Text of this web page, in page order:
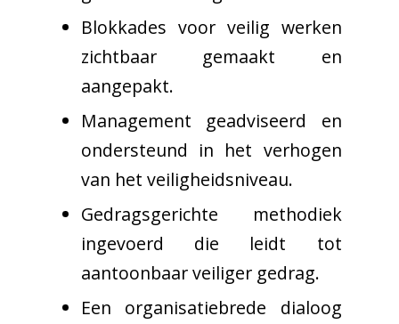
Blokkades voor veilig werken
zichtbaar gemaakt en
aangepakt.
Management geadviseerd en
ondersteund in het verhogen
van het veiligheidsniveau.
Gedragsgerichte methodiek
ingevoerd die leidt tot
aantoonbaar veiliger gedrag.
Een organisatiebrede dialoog